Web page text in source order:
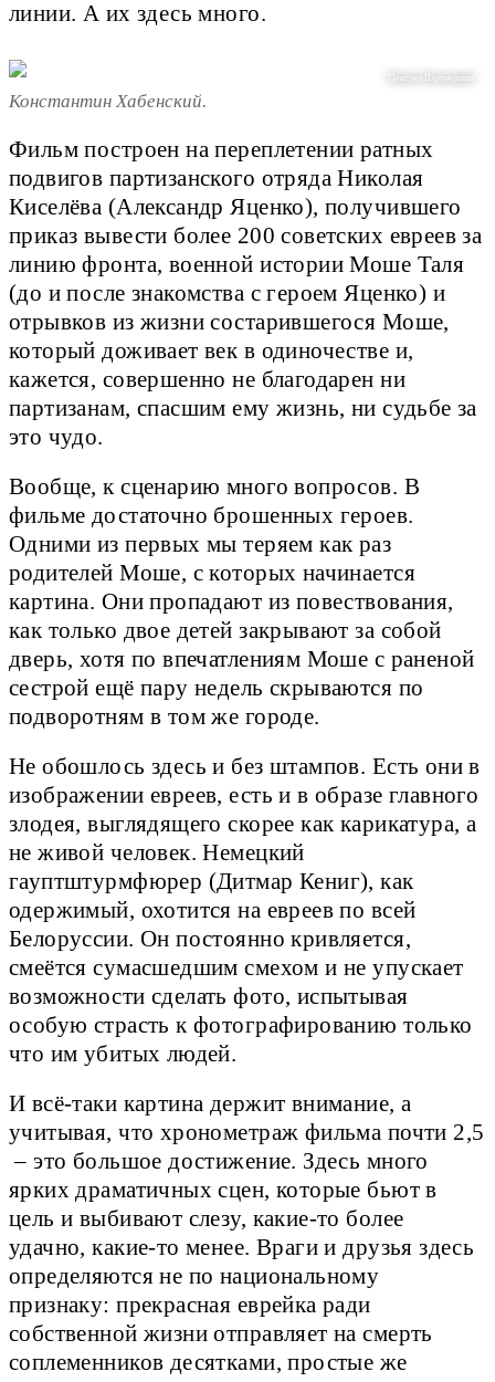
линии. А их здесь много.
"Централ Партнершип"
Константин Хабенский.
Фильм построен на переплетении ратных
подвигов партизанского отряда Николая
Киселёва (Александр Яценко), получившего
приказ вывести более 200 советских евреев за
линию фронта, военной истории Моше Таля
(до и после знакомства с героем Яценко) и
отрывков из жизни состарившегося Моше,
который доживает век в одиночестве и,
кажется, совершенно не благодарен ни
партизанам, спасшим ему жизнь, ни судьбе за
это чудо.
Вообще, к сценарию много вопросов. В
фильме достаточно брошенных героев.
Одними из первых мы теряем как раз
родителей Моше, с которых начинается
картина. Они пропадают из повествования,
как только двое детей закрывают за собой
дверь, хотя по впечатлениям Моше с раненой
сестрой ещё пару недель скрываются по
подворотням в том же городе.
Не обошлось здесь и без штампов. Есть они в
изображении евреев, есть и в образе главного
злодея, выглядящего скорее как карикатура, а
не живой человек. Немецкий
гауптштурмфюрер (Дитмар Кениг), как
одержимый, охотится на евреев по всей
Белоруссии. Он постоянно кривляется,
смеётся сумасшедшим смехом и не упускает
возможности сделать фото, испытывая
особую страсть к фотографированию только
что им убитых людей.
И всё-таки картина держит внимание, а
учитывая, что хронометраж фильма почти 2,5
– это большое достижение. Здесь много
ярких драматичных сцен, которые бьют в
цель и выбивают слезу, какие-то более
удачно, какие-то менее. Враги и друзья здесь
определяются не по национальному
признаку: прекрасная еврейка ради
собственной жизни отправляет на смерть
соплеменников десятками, простые же